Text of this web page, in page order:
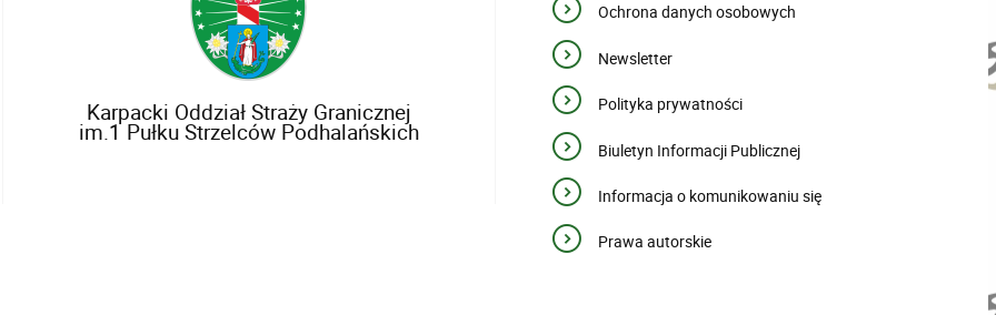
Karpacki Oddział Straży Granicznej
im.1 Pułku Strzelców Podhalańskich
Ochrona danych osobowych
Newsletter
Polityka prywatności
Biuletyn Informacji Publicznej
Informacja o komunikowaniu się
Prawa autorskie